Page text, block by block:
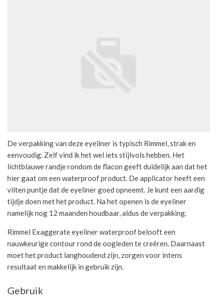
De verpakking van deze eyeliner is typisch Rimmel, strak en
eenvoudig. Zelf vind ik het wel iets stijlvols hebben. Het
lichtblauwe randje rondom de flacon geeft duidelijk aan dat het
hier gaat om een waterproof product. De applicator heeft een
vilten puntje dat de eyeliner goed opneemt. Je kunt een aardig
tijdje doen met het product. Na het openen is de eyeliner
namelijk nog 12 maanden houdbaar, aldus de verpakking.
Rimmel Exaggerate eyeliner waterproof belooft een
nauwkeurige contour rond de oogleden te creëren. Daarnaast
moet het product langhoudend zijn, zorgen voor intens
resultaat en makkelijk in gebruik zijn.
Gebruik